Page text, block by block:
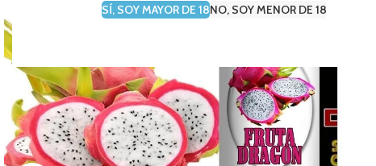
SÍ, SOY MAYOR DE 18NO, SOY MENOR DE 18